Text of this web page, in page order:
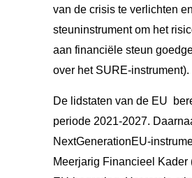
van de crisis te verlichten
steuninstrument om het
aan financiële steun
over het SURE-instrument).
De lidstaten van de EU
periode 2021-2027.
NextGenerationEU-
Meerjarig Financieel Kader